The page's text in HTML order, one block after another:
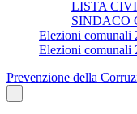
LISTA
SINDACO
Elezioni comunali
Elezioni comunali
Prevenzione della